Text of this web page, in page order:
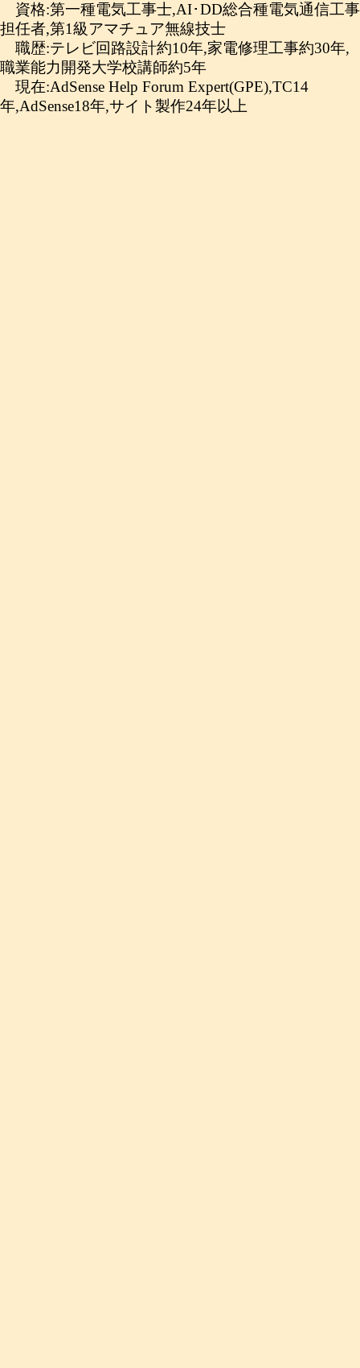
資格:第一種電気工事士,AI･DD総合種電気通信工事
担任者,第1級アマチュア無線技士
職歴:テレビ回路設計約10年,家電修理工事約30年,
職業能力開発大学校講師約5年
現在:AdSense Help Forum Expert(GPE),TC14
年,AdSense18年,サイト製作24年以上